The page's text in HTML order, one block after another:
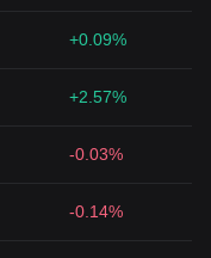
+0.09%
+2.57%
-0.03%
-0.14%